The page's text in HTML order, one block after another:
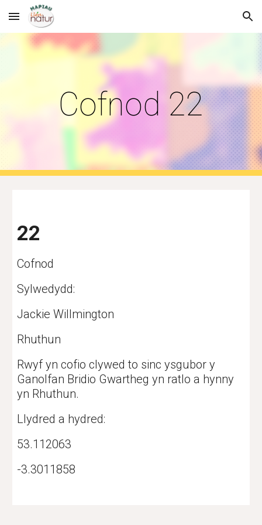
Skip to main content Skip to navigation
Cofnod 22
22
Cofnod
Sylwedydd:
Jackie Willmington
Rhuthun
Rwyf yn cofio clywed to sinc ysgubor y
Ganolfan Bridio Gwartheg yn ratlo a hynny
yn Rhuthun.
Llydred a hydred:
53.112063
-3.3011858